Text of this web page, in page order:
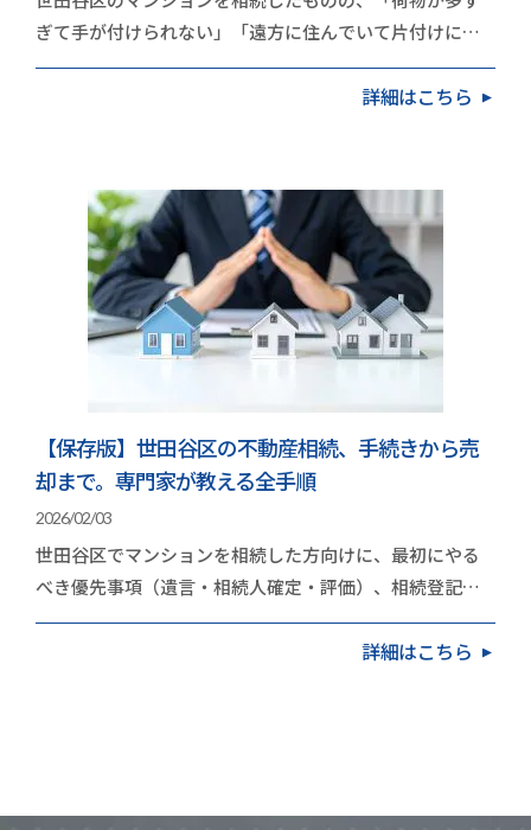
ぎて手が付けられない」「遠方に住んでいて片付けに行
く時間がない」と立ち止まっていませんか？実は、世…
詳細はこちら
【保存版】世田谷区の不動産相続、手続きから売
却まで。専門家が教える全手順
2026/02/03
世田谷区でマンションを相続した方向けに、最初にやる
べき優先事項（遺言・相続人確定・評価）、相続登記
（2024年4月の義務化）、売却か保有かの判断基準、
詳細はこちら